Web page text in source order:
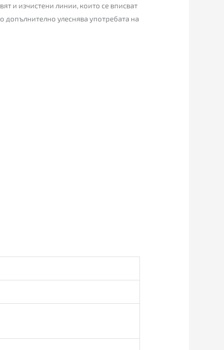
и изчистени линии, които се вписват
допълнително улеснява употребата на